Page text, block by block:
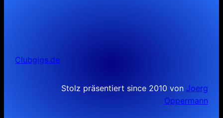
Clubgigs.de
Stolz präsentiert since 2010 von Joerg
Oppermann